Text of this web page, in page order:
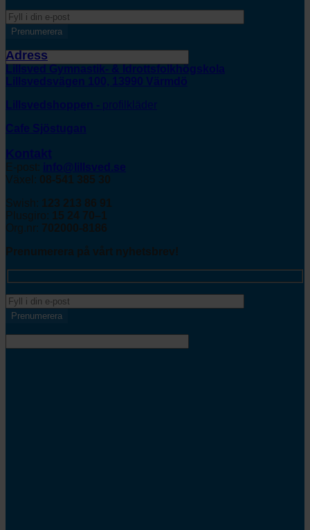
Adress
Lillsved Gymnastik- & Idrottsfolkhögskola
Lillsvedsvägen 100, 13990 Värmdö
Lillsvedshoppen - profilkläder
Cafe Sjöstugan
Kontakt
E-post: info@lillsved.se
Växel: 08-541 385 30
Swish: 123 213 86 91
Plusgiro: 15 24 70–1
Org.nr: 702000-8186
Prenumerera på vårt nyhetsbrev!